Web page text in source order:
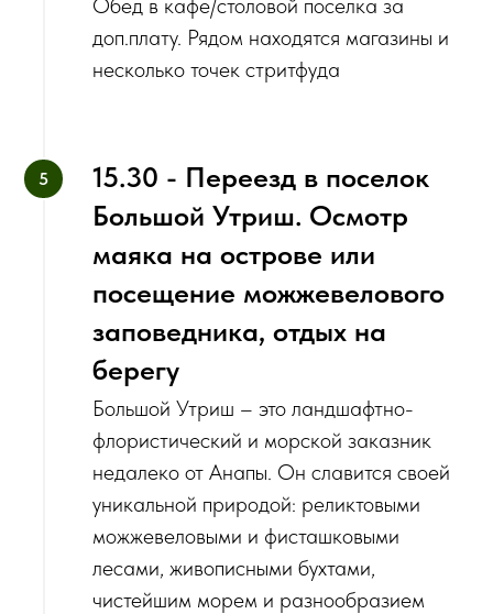
доп.плату. Рядом находятся магазины и
несколько точек стритфуда
15.30 - Переезд в поселок
Большой Утриш. Осмотр
маяка на острове или
посещение можжевелового
заповедника, отдых на
берегу
Большой Утриш – это ландшафтно-
флористический и морской заказник
недалеко от Анапы. Он славится своей
уникальной природой: реликтовыми
можжевеловыми и фисташковыми
лесами, живописными бухтами,
чистейшим морем и разнообразием